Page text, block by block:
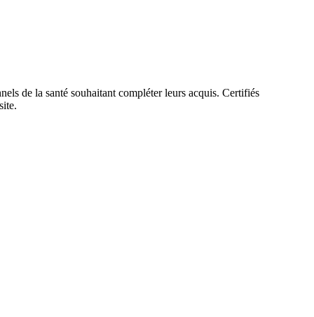
de la santé souhaitant compléter leurs acquis. Certifiés